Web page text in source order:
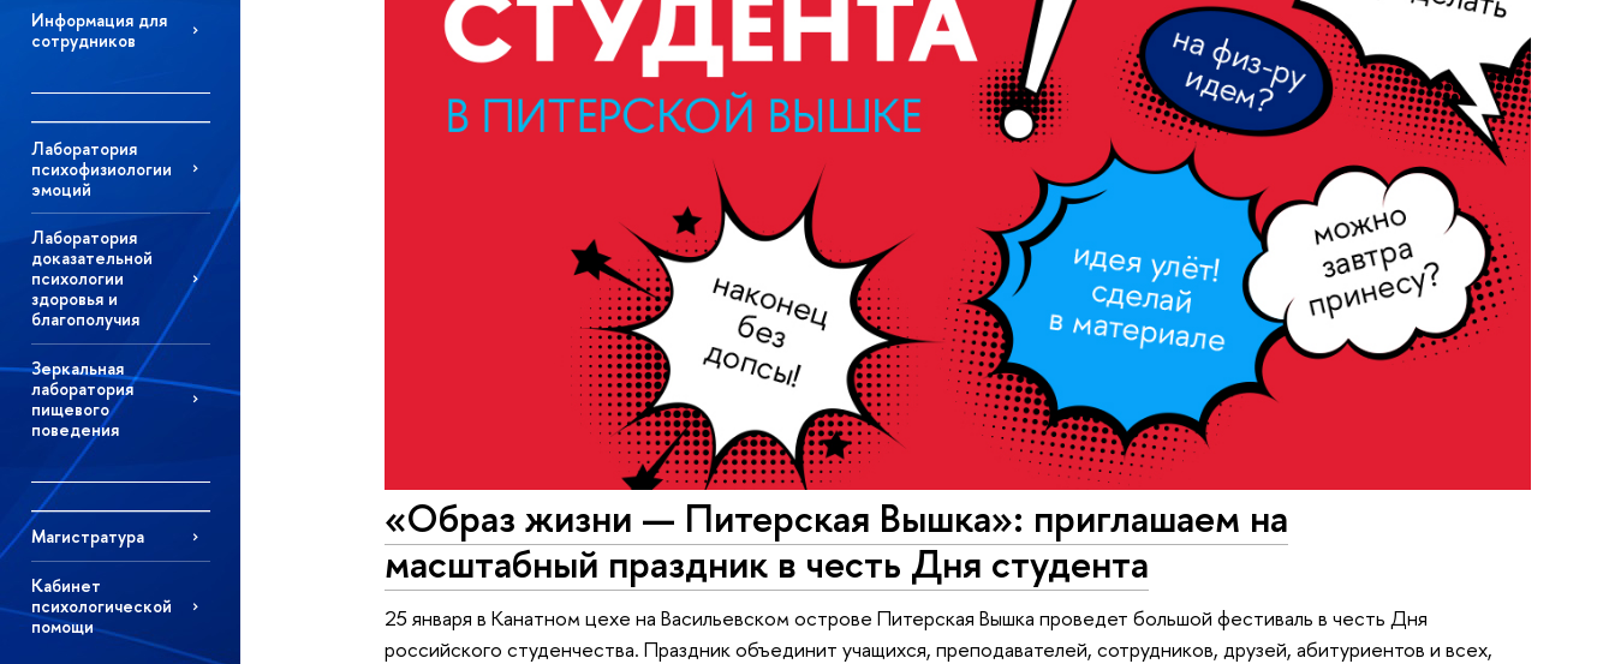
Информация для
сотрудников
Лаборатория
психофизиологии
эмоций
Лаборатория
доказательной
психологии
здоровья и
благополучия
Зеркальная
лаборатория
пищевого
поведения
Магистратура
Кабинет
психологической
помощи
«Образ жизни — Питерская Вышка»: приглашаем на
масштабный праздник в честь Дня студента
25 января в Канатном цехе на Васильевском острове Питерская Вышка проведет большой фестиваль в честь Дня
российского студенчества. Праздник объединит учащихся, преподавателей, сотрудников, друзей, абитуриентов и всех,